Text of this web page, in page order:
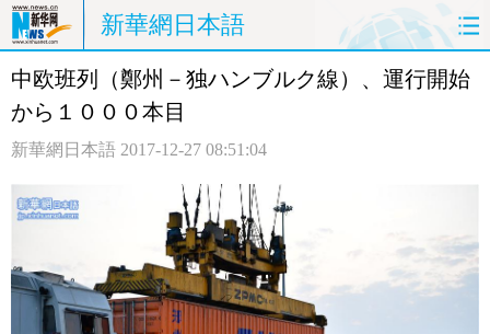
新華網日本語
ホームページ 政治 経済
評論
中欧班列（鄭州－独ハンブルク線）、運行開始
から１０００本目
新華網日本語 2017-12-27 08:51:04